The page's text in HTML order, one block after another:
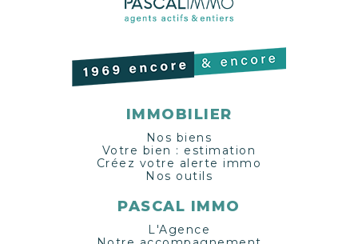
IMMOBILIER
Nos biens
Votre bien : estimation
Créez votre alerte immo
Nos outils
PASCAL IMMO
L'Agence